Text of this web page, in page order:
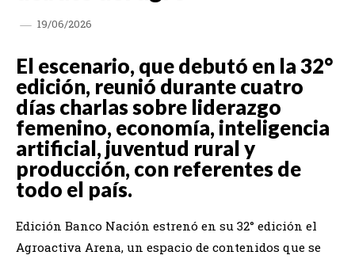
19/06/2026
El escenario, que debutó en la 32°
edición, reunió durante cuatro
días charlas sobre liderazgo
femenino, economía, inteligencia
artificial, juventud rural y
producción, con referentes de
todo el país.
Edición Banco Nación estrenó en su 32° edición el
Agroactiva Arena, un espacio de contenidos que se